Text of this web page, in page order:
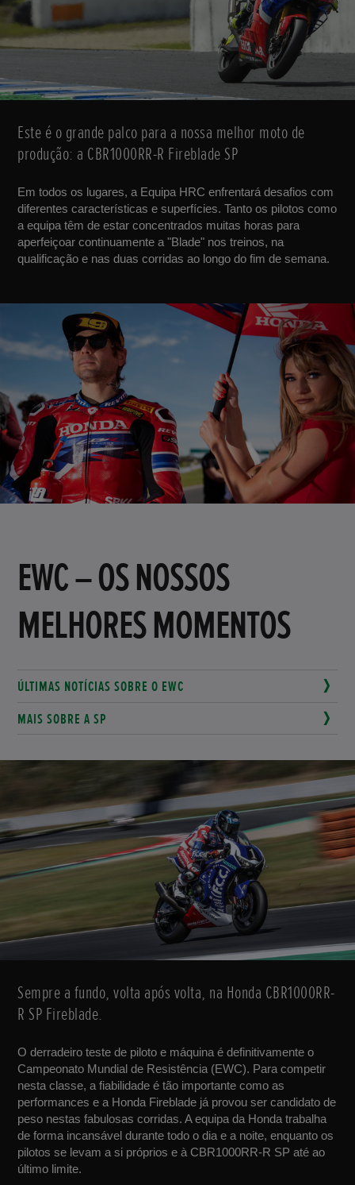
Este é o grande palco para a nossa melhor moto de
produção: a CBR1000RR-R Fireblade SP
Em todos os lugares, a Equipa HRC enfrentará desafios com
diferentes características e superfícies. Tanto os pilotos como
a equipa têm de estar concentrados muitas horas para
aperfeiçoar continuamente a "Blade" nos treinos, na
qualificação e nas duas corridas ao longo do fim de semana.
EWC – OS NOSSOS
MELHORES MOMENTOS
ÚLTIMAS NOTÍCIAS SOBRE O EWC
MAIS SOBRE A SP
Sempre a fundo, volta após volta, na Honda CBR1000RR-
R SP Fireblade.
O derradeiro teste de piloto e máquina é definitivamente o
Campeonato Mundial de Resistência (EWC). Para competir
nesta classe, a fiabilidade é tão importante como as
performances e a Honda Fireblade já provou ser candidato de
peso nestas fabulosas corridas. A equipa da Honda trabalha
de forma incansável durante todo o dia e a noite, enquanto os
pilotos se levam a si próprios e à CBR1000RR-R SP até ao
último limite.